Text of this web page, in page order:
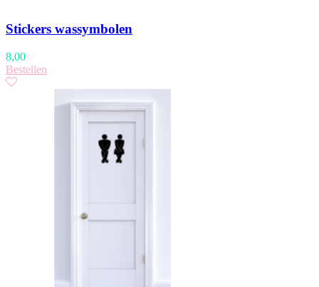
Stickers wassymbolen
8,00
Bestellen